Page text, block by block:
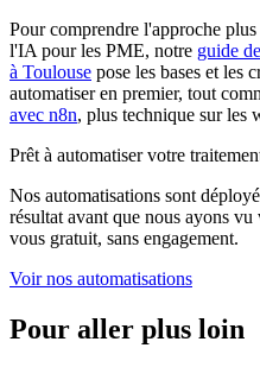
Pour comprendre l'approche
l'IA pour les PME, notre guide
à Toulouse pose les bases et les
automatiser en premier, tout
avec n8n, plus technique sur les
Prêt à automatiser votre
Nos automatisations sont
résultat avant que nous ayons
vous gratuit, sans engagement.
Voir nos automatisations
Pour aller plus loin